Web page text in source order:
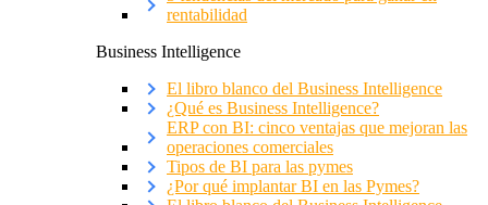
rentabilidad
Business Intelligence
El libro blanco del Business Intelligence
¿Qué es Business Intelligence?
ERP con BI: cinco ventajas que mejoran las
operaciones comerciales
Tipos de BI para las pymes
¿Por qué implantar BI en las Pymes?